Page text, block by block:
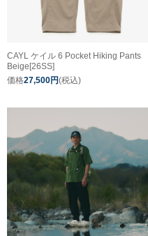
CAYL ケイル 6 Pocket Hiking Pants
Beige[26SS]
価格27,500円(税込)